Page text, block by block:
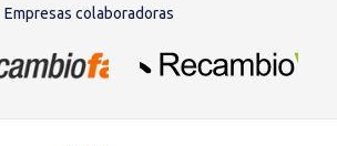
Empresas colaboradoras